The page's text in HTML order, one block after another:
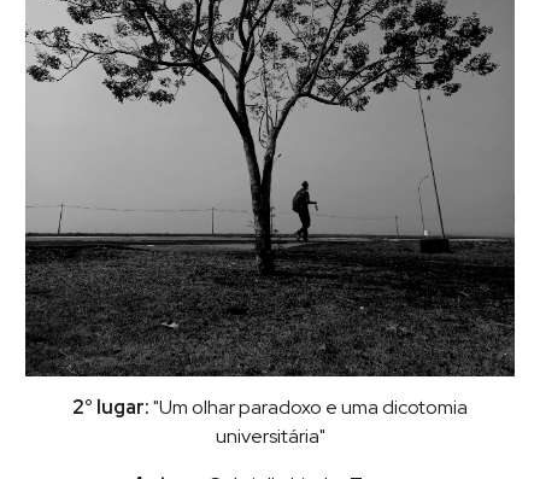
2° lugar:"Um olhar paradoxo e uma dicotomia
universitária"